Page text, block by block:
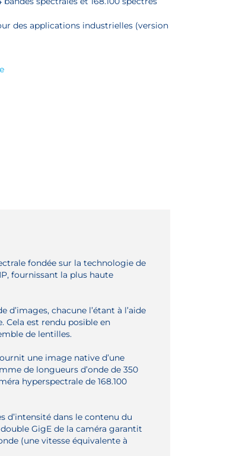
des applications industrielles (version
fondée sur la technologie de
fournissant la plus haute
chacune l’étant à l’aide
Cela est rendu posible en
de lentilles.
une image native d’une
de longueurs d’onde de 350
hyperspectrale de 168.100
d’intensité dans le contenu du
GigE de la caméra garantit
(une vitesse équivalente à